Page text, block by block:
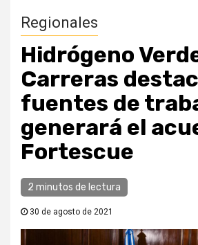
Regionales
Hidrógeno
Carreras
fuentes de
generará el
Fortescue
2 minutos de lectura
30 de agosto de 2021